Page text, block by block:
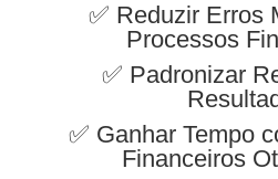
✅ Reduzir Erros
Processos
✅ Padronizar
✅ Ganhar Tempo
Financeiros